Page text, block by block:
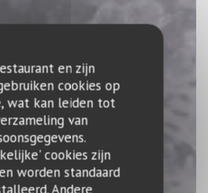
en zijn
cookies op
wat kan leiden tot
van
cookies zijn
worden standaard
Andere